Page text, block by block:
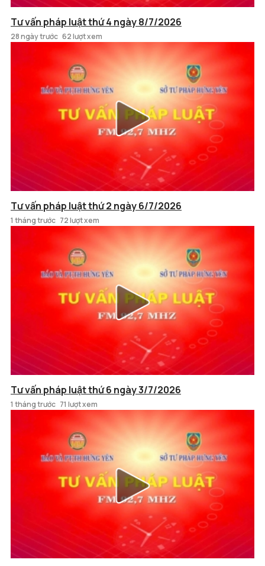
Tư vấn pháp luật thứ 4 ngày 8/7/2026
28 ngày trước 62 lượt xem
Tư vấn pháp luật thứ 2 ngày 6/7/2026
1 tháng trước 72 lượt xem
Tư vấn pháp luật thứ 6 ngày 3/7/2026
1 tháng trước 71 lượt xem